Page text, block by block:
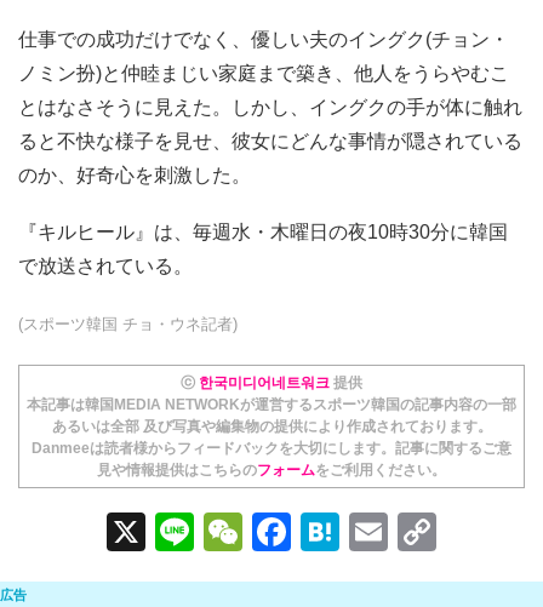
仕事での成功だけでなく、優しい夫のイングク(チョン・
ノミン扮)と仲睦まじい家庭まで築き、他人をうらやむこ
とはなさそうに見えた。しかし、イングクの手が体に触れ
ると不快な様子を見せ、彼女にどんな事情が隠されている
のか、好奇心を刺激した。
『キルヒール』は、毎週水・木曜日の夜10時30分に韓国
で放送されている。
(スポーツ韓国 チョ・ウネ記者)
ⓒ 한국미디어네트워크 提供
本記事は韓国MEDIA NETWORKが運営するスポーツ韓国の記事内容の一部
あるいは全部 及び写真や編集物の提供により作成されております。
Danmeeは読者様からフィードバックを大切にします。記事に関するご意
見や情報提供はこちらのフォームをご利用ください。
X
Li
n
W
e
F
a
H
at
E
m o